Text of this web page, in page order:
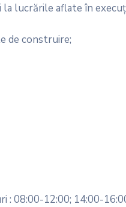
lucrările aflate în
de construire;
08:00-12:00; 14:00-